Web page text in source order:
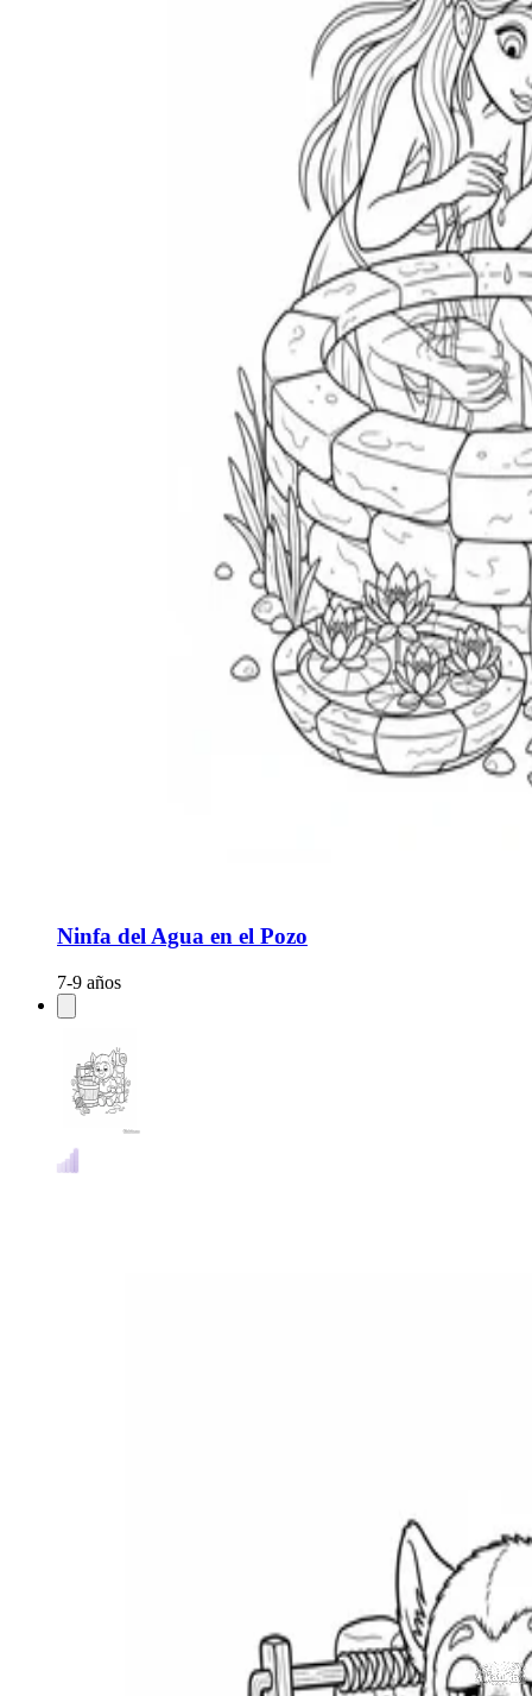
Ninfa del Agua en el Pozo
7-9 años